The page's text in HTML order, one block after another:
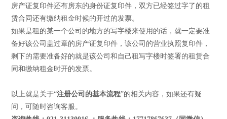
房产证复印件还有房东的身份证复印件，双方已经签过字了的租
赁合同还有缴纳租金时候的开过的发票。
如果是租的某一个公司的地方的写字楼来使用的话，就一定要准
备好该公司盖过章的房产证复印件，该公司的营业执照复印件，
剩下的需要准备好的就是该公司和自己租写字楼时签署的租赁合
同和缴纳租金时开的发票。
以上就是关于“注册公司的基本流程”的相关内容，如果还有疑
问，可随时咨询客服。